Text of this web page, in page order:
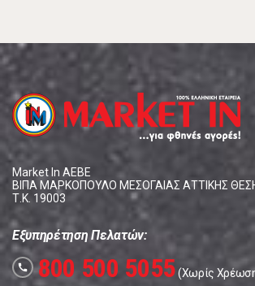
Market In ΑΕΒΕ
ΒΙΠΑ ΜΑΡΚΟΠΟΥΛΟ ΜΕΣΟΓΑΙΑΣ ΑΤΤΙΚΗΣ
Τ.Κ. 19003
Εξυπηρέτηση Πελατών:
call 800 500 5055(Χωρίς